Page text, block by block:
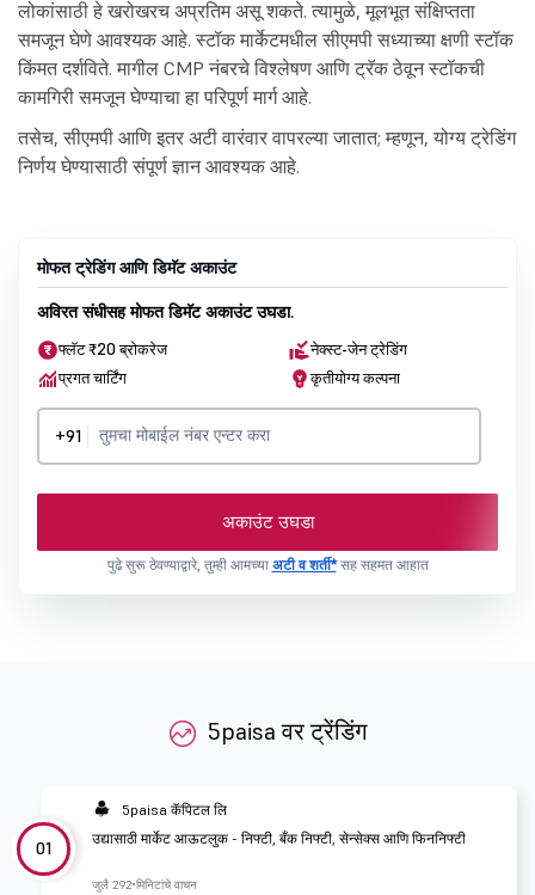
लोकांसाठी हे खरोखरच अप्रतिम असू शकते. त्यामुळे, मूलभूत संक्षिप्तता
समजून घेणे आवश्यक आहे. स्टॉक मार्केटमधील सीएमपी सध्याच्या क्षणी स्टॉक
किंमत दर्शविते. मागील CMP नंबरचे विश्लेषण आणि ट्रॅक ठेवून स्टॉकची
कामगिरी समजून घेण्याचा हा परिपूर्ण मार्ग आहे.
तसेच, सीएमपी आणि इतर अटी वारंवार वापरल्या जातात; म्हणून, योग्य ट्रेडिंग
निर्णय घेण्यासाठी संपूर्ण ज्ञान आवश्यक आहे.
मोफत ट्रेडिंग आणि डिमॅट अकाउंट
अविरत संधीसह मोफत डिमॅट अकाउंट उघडा.
फ्लॅट ₹20 ब्रोकरेज
नेक्स्ट-जेन ट्रेडिंग
प्रगत चार्टिंग
कृतीयोग्य कल्पना
+91
अकाउंट उघडा
पुढे सुरू ठेवण्याद्वारे, तुम्ही आमच्या अटी व शर्ती*सह सहमत आहात
5paisa वर ट्रेंडिंग
01
5paisa कॅपिटल लि
उद्यासाठी मार्केट आऊटलुक - निफ्टी, बँक निफ्टी, सेन्सेक्स आणि फिननिफ्टी
जुलै 292 मिनिटांचे वाचन